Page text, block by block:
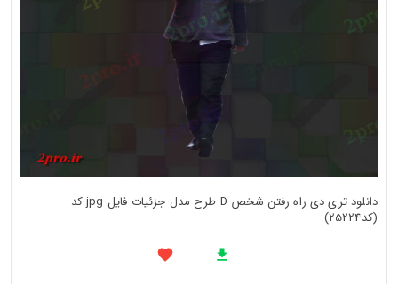
دانلود تری دی راه رفتن شخص D طرح مدل جزئیات فایل jpg کد
(کد25224)